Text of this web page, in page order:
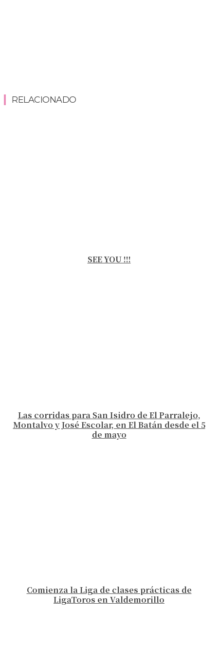
RELACIONADO
SEE YOU !!!
Las corridas para San Isidro de El Parralejo,
Montalvo y José Escolar, en El Batán desde el 5
de mayo
Comienza la Liga de clases prácticas de
LigaToros en Valdemorillo